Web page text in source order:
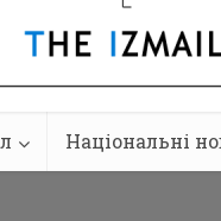
Національні